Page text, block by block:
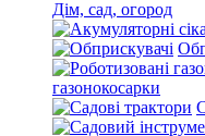
Дім, сад, огород
газонокосарки